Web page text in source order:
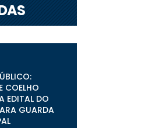
COELHO
EDITAL DO
GUARDA